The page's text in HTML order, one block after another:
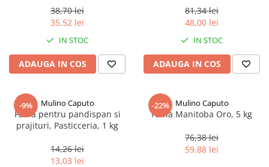
Ulei Gewurzgarten
Ulei Huilerie Beaujolaise
Ulei Huileries du Berry
Uleiuri aromatizate
Ulei Wiberg Gastro
38,70 lei
35,52 lei
IN STOC
ADAUGA IN COS
81,34 lei
48,00 lei
IN STOC
ADAUGA IN COS
-9% Mulino Caputo
Faina pentru pandispan si
prajituri, Pasticceria, 1 kg
14,26 lei
13,03 lei
-22% Mulino Caputo
Faina Manitoba Oro, 5 kg
76,38 lei
59,88 lei